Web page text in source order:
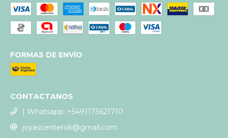
FORMAS DE ENVÍO
CONTACTANOS
| Whatsapp: +5491173621710
joyascenterok@gmail.com